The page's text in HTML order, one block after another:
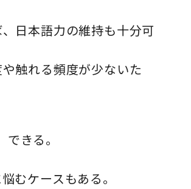
日本語力の維持も十分可
触れる頻度が少ないた
きる。
むケースもある。